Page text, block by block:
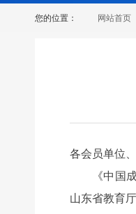
网站首页
您的位置：
各会员单位
《中国成人
山东省教育